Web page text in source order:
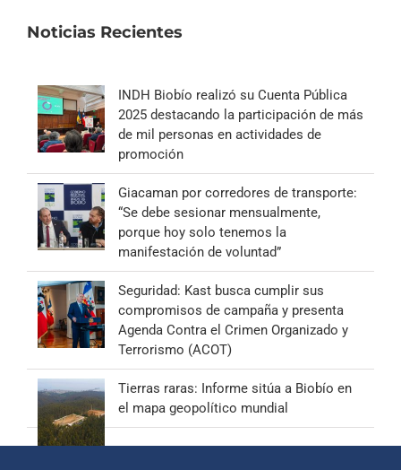
Noticias Recientes
INDH Biobío realizó su Cuenta Pública
2025 destacando la participación de más
de mil personas en actividades de
promoción
Giacaman por corredores de transporte:
“Se debe sesionar mensualmente,
porque hoy solo tenemos la
manifestación de voluntad”
Seguridad: Kast busca cumplir sus
compromisos de campaña y presenta
Agenda Contra el Crimen Organizado y
Terrorismo (ACOT)
Tierras raras: Informe sitúa a Biobío en
el mapa geopolítico mundial